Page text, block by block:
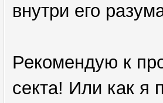
внутри его
Рекомендую к
секта! Или как я